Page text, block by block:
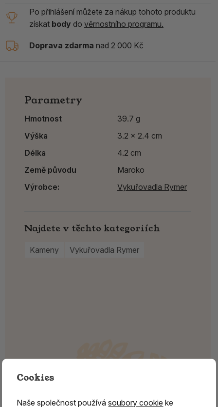
Po přihlášení můžete za nákup tohoto produktu
získat body do věrnostního programu.
Doprava zdarma nad 2 000 Kč
Parametry
Hmotnost
39.7 g
Výška
3.2 x 2.4 cm
Délka
4.2 cm
Země původu
Maroko
Výrobce:
Vykuřovadla Rymer
Najdete v těchto kategoriích
Kameny Vykuřovadla Rymer
Cookies
Naše společnost používásoubory cookie ke